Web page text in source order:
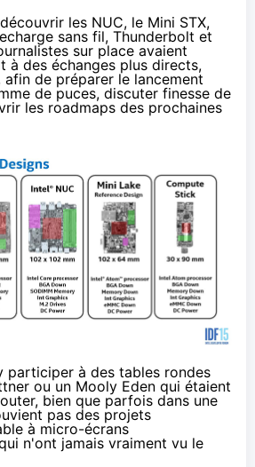
les NUC, le Mini STX,
sans fil, Thunderbolt et
sur place avaient
à des échanges plus directs,
afin de préparer le lancement
de puces, discuter finesse de
les roadmaps des prochaines
participer à des tables rondes
ouun Mooly Eden qui étaient
bien que parfois dans une
pas des projets
à micro-écrans
n'ont jamais vraiment vu le